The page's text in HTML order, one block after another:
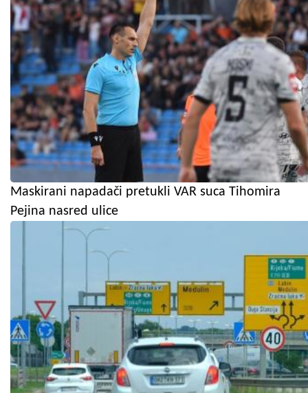
Maskirani napadači pretukli VAR suca Tihomira
Pejina nasred ulice